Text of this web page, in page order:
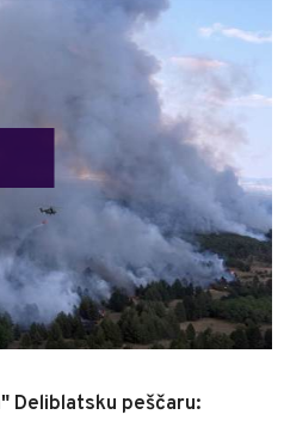
Deliblatsku peščaru: